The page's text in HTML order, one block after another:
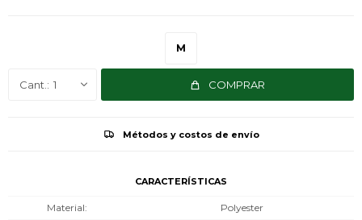
M
1 COMPRAR
Métodos y costos de envío
CARACTERÍSTICAS
Material Polyester